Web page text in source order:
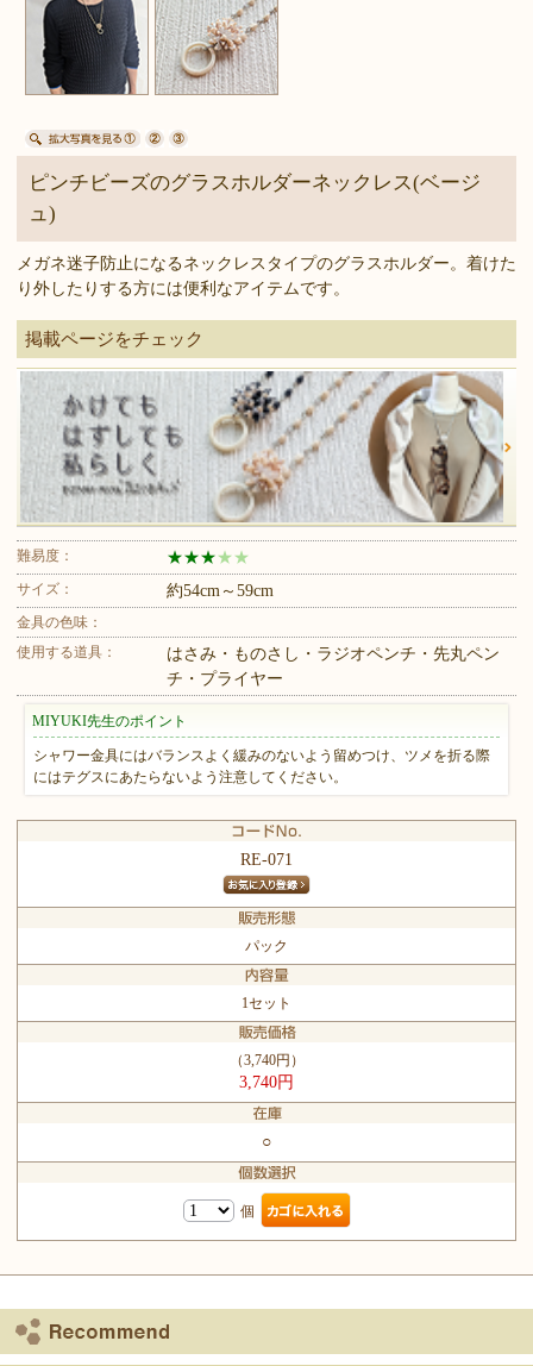
ピンチビーズのグラスホルダーネックレス(ベージ
ュ)
メガネ迷子防止になるネックレスタイプのグラスホルダー。着けた
り外したりする方には便利なアイテムです。
掲載ページをチェック
難易度： ★★★ ★ ★
サイズ： 約54cm～59cm
金具の色味：
使用する道具：
はさみ・ものさし・ラジオペンチ・先丸ペン
チ・プライヤー
MIYUKI先生のポイント
シャワー金具にはバランスよく緩みのないよう留めつけ、ツメを折る際
にはテグスにあたらないよう注意してください。
RE-071
パック
1セット
（3,740円）
3,740円
○
個